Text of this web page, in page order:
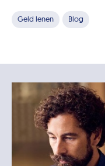
Geld lenen Blog